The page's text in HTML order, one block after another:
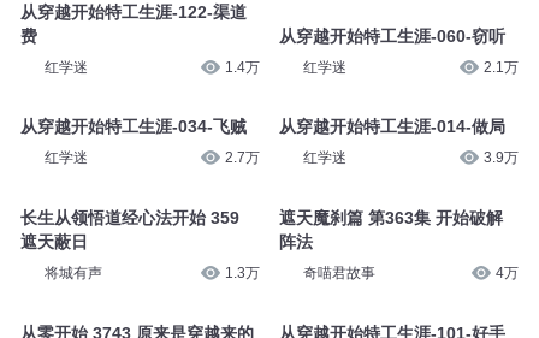
从穿越开始特工生涯-122-渠道
费
红学迷 1.4万
从穿越开始特工生涯-034-飞贼
红学迷 2.7万
长生从领悟道经心法开始 359
遮天蔽日
将城有声 1.3万
从零开始 3743 原来是穿越来的
从穿越开始特工生涯-060-窃听
红学迷 2.1万
从穿越开始特工生涯-014-做局
红学迷 3.9万
遮天魔刹篇 第363集 开始破解
阵法
奇喵君故事 4万
从穿越开始特工生涯-101-好手